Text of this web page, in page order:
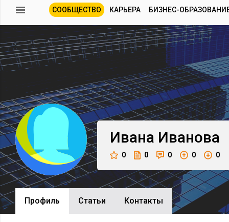
СООБЩЕСТВО КАРЬЕРА БИЗНЕС-
Ивана Иванова
0 0 0 0 0
Профиль Cтатьи Контакты